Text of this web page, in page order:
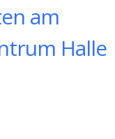
am
Halle